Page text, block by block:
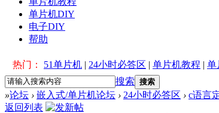
单片机DIY
电子DIY
帮助
热门： 51单片机 | 24小时必答区 | 单片机教程 | 单
搜索 搜索
»论坛 › 嵌入式/单片机论坛 › 24小时必答区 › c语言
返回列表